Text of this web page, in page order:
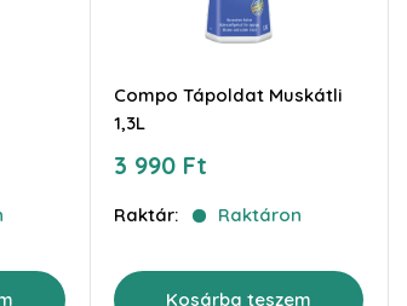
Compo Tápoldat Muskátli
1,3L
Akciós
3 990 Ft
Raktár: Raktáron
Kosárba teszem